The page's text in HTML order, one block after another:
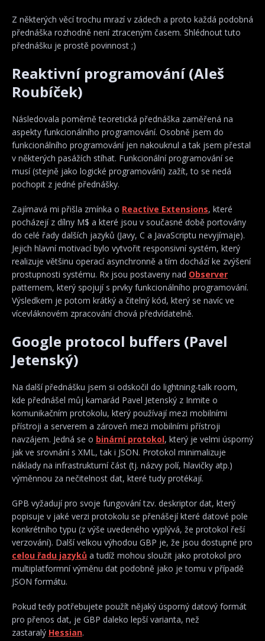
Z některých věcí trochu mrazí v zádech a proto každá podobná
přednáška rozhodně není ztraceným časem. Shlédnout tuto
přednášku je prostě povinnost ;)
Reaktivní programování (Aleš
Roubíček)
Následovala poměrně teoretická přednáška zaměřená na
aspekty funkcionálního programování. Osobně jsem do
funkcionálního programování jen nakouknul a tak jsem přestal
v některých pasážích stíhat. Funkcionální programování se
musí (stejně jako logické programování) zažít, to se nedá
pochopit z jedné přednášky.
Zajímavá mi přišla zmínka o Reactive Extensions, které
pocházejí z dílny M$ a které jsou v současné době portovány
do celé řady dalších jazyků (Javy, C a JavaScriptu nevyjímaje).
Jejich hlavní motivací bylo vytvořit responsivní systém, který
realizuje většinu operací asynchronně a tím dochází ke zvýšení
prostupnosti systému. Rx jsou postaveny nad Observer
patternem, který spojují s prvky funkcionálního programování.
Výsledkem je potom krátký a čitelný kód, který se navíc ve
vícevláknovém zpracování chová předvídatelně.
Google protocol buffers (Pavel
Jetenský)
Na další přednášku jsem si odskočil do lightning-talk room,
kde přednášel můj kamarád Pavel Jetenský z Inmite o
komunikačním protokolu, který používají mezi mobilními
přístroji a serverem a zároveň mezi mobilními přístroji
navzájem. Jedná se o binární protokol, který je velmi úsporný
jak ve srovnání s XML, tak i JSON. Protokol minimalizuje
náklady na infrastrukturní část (tj. názvy polí, hlavičky atp.)
výměnnou za nečitelnost dat, které tudy protékají.
GPB vyžadují pro svoje fungování tzv. deskriptor dat, který
popisuje v jaké verzi protokolu se přenášejí které datové pole
konkrétního typu (z výše uvedeného vyplývá, že protokol řeší
verzování). Další velkou výhodou GBP je, že jsou dostupné pro
celou řadu jazyků a tudíž mohou sloužit jako protokol pro
multiplatformní výměnu dat podobně jako je tomu v případě
JSON formátu.
Pokud tedy potřebujete použít nějaký úsporný datový formát
pro přenos dat, je GBP daleko lepší varianta, než
zastaralý Hessian.